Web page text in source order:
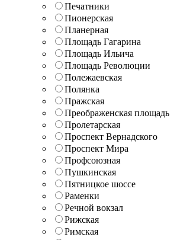
Печатники
Пионерская
Планерная
Площадь Гагарина
Площадь Ильича
Площадь Революции
Полежаевская
Полянка
Пражская
Преображенская площадь
Пролетарская
Проспект Вернадского
Проспект Мира
Профсоюзная
Пушкинская
Пятницкое шоссе
Раменки
Речной вокзал
Рижская
Римская